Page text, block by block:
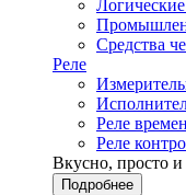
Средства
Реле
Реле
Реле
Вкусно, просто и
Подробнее